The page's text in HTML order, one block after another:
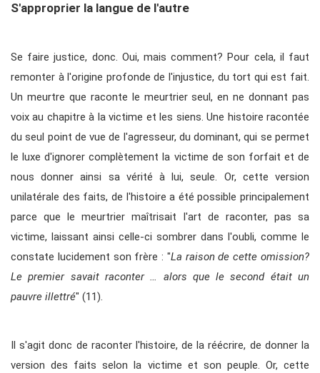
S'approprier la langue de l'autre
Se faire justice, donc. Oui, mais comment? Pour cela, il faut
remonter à l'origine profonde de l'injustice, du tort qui est fait.
Un meurtre que raconte le meurtrier seul, en ne donnant pas
voix au chapitre à la victime et les siens. Une histoire racontée
du seul point de vue de l'agresseur, du dominant, qui se permet
le luxe d'ignorer complètement la victime de son forfait et de
nous donner ainsi sa vérité à lui, seule. Or, cette version
unilatérale des faits, de l'histoire a été possible principalement
parce que le meurtrier maîtrisait l'art de raconter, pas sa
victime, laissant ainsi celle-ci sombrer dans l'oubli, comme le
constate lucidement son frère : "La raison de cette omission?
Le premier savait raconter … alors que le second était un
pauvre illettré" (11).
Il s'agit donc de raconter l'histoire, de la réécrire, de donner la
version des faits selon la victime et son peuple. Or, cette